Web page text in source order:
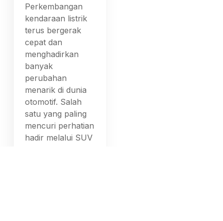
Perkembangan
kendaraan listrik
terus bergerak
cepat dan
menghadirkan
banyak
perubahan
menarik di dunia
otomotif. Salah
satu yang paling
mencuri perhatian
hadir melalui SUV